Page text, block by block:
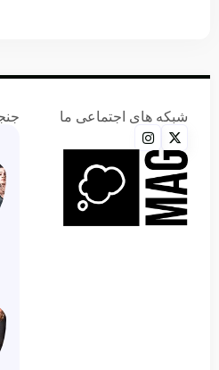
شبکه های اجتماعی ما